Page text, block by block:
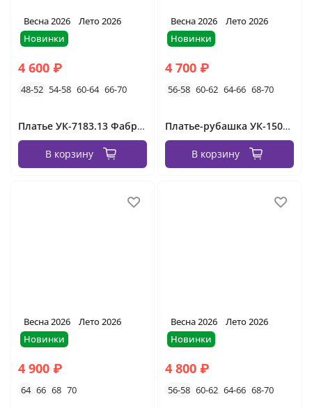
Весна 2026
Лето 2026
Новинки
4 600 ₽
48-52 54-58 60-64 66-70
Платье УК-7183.13 Фабрика Моды
В корзину
Весна 2026
Лето 2026
Новинки
4 700 ₽
56-58 60-62 64-66 68-70
Платье-рубашка УК-1505 Фабрика Моды
В корзину
Весна 2026
Лето 2026
Новинки
4 900 ₽
64 66 68 70
Весна 2026
Лето 2026
Новинки
4 800 ₽
56-58 60-62 64-66 68-70